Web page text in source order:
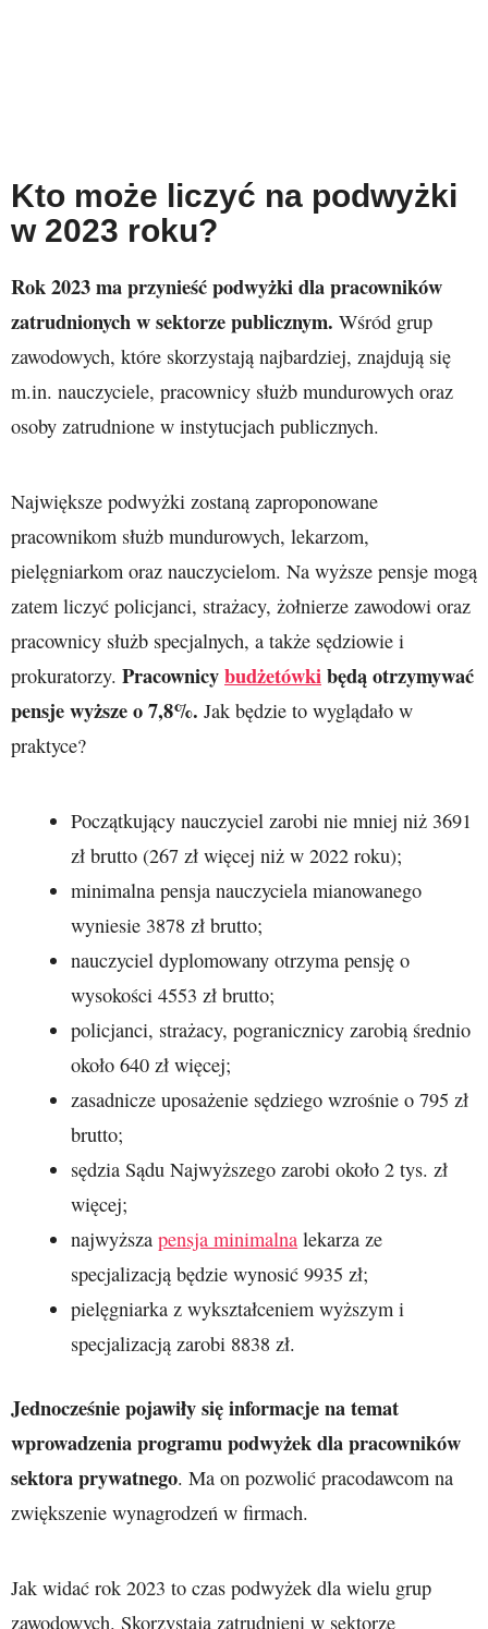
Kto może liczyć na podwyżki
w 2023 roku?
Rok 2023 ma przynieść podwyżki dla pracowników
zatrudnionych w sektorze publicznym. Wśród grup
zawodowych, które skorzystają najbardziej, znajdują się
m.in. nauczyciele, pracownicy służb mundurowych oraz
osoby zatrudnione w instytucjach publicznych.
Największe podwyżki zostaną zaproponowane
pracownikom służb mundurowych, lekarzom,
pielęgniarkom oraz nauczycielom. Na wyższe pensje mogą
zatem liczyć policjanci, strażacy, żołnierze zawodowi oraz
pracownicy służb specjalnych, a także sędziowie i
prokuratorzy. Pracownicybudżetówkibędą otrzymywać
pensje wyższe o 7,8%. Jak będzie to wyglądało w
praktyce?
Początkujący nauczyciel zarobi nie mniej niż 3691
zł brutto (267 zł więcej niż w 2022 roku);
minimalna pensja nauczyciela mianowanego
wyniesie 3878 zł brutto;
nauczyciel dyplomowany otrzyma pensję o
wysokości 4553 zł brutto;
policjanci, strażacy, pogranicznicy zarobią średnio
około 640 zł więcej;
zasadnicze uposażenie sędziego wzrośnie o 795 zł
brutto;
sędzia Sądu Najwyższego zarobi około 2 tys. zł
więcej;
najwyższapensja minimalna lekarza ze
specjalizacją będzie wynosić 9935 zł;
pielęgniarka z wykształceniem wyższym i
specjalizacją zarobi 8838 zł.
Jednocześnie pojawiły się informacje na temat
wprowadzenia programu podwyżek dla pracowników
sektora prywatnego. Ma on pozwolić pracodawcom na
zwiększenie wynagrodzeń w firmach.
Jak widać rok 2023 to czas podwyżek dla wielu grup
zawodowych. Skorzystają zatrudnieni w sektorze